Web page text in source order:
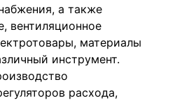
а также
вентиляционное
материалы
инструмент.
расхода,